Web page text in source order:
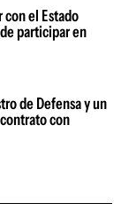
el Estado
participar en
de Defensa y un
con